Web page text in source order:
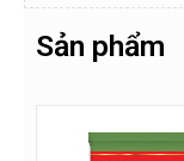
Sản phẩm